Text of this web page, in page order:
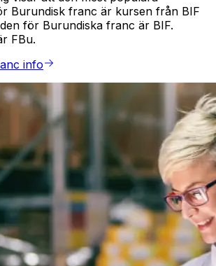
Burundisk franc är kursen från BIF
för Burundiska franc är BIF.
FBu.
info